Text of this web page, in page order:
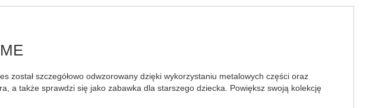
szczegółowo odwzorowany dzięki wykorzystaniu metalowych części oraz
a także sprawdzi się jako zabawka dla starszego dziecka. Powiększ swoją kolekcję